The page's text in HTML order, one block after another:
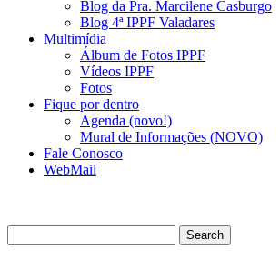
Blog da Pra. Marcilene Casburgo
Blog 4ª IPPF Valadares
Multimídia
Álbum de Fotos IPPF
Vídeos IPPF
Fotos
Fique por dentro
Agenda (novo!)
Mural de Informações (NOVO)
Fale Conosco
WebMail